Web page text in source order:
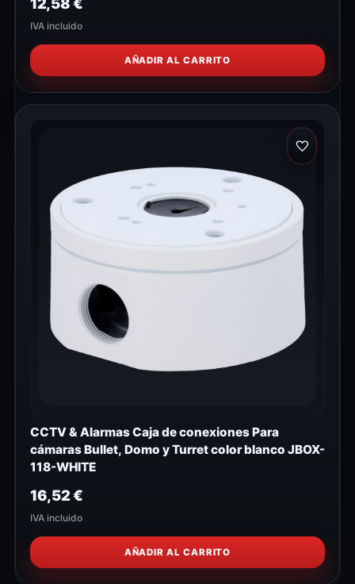
12,58€
IVA incluido
AÑADIR AL CARRITO
CCTV & Alarmas Caja de conexiones Para
cámaras Bullet, Domo y Turret color blanco JBOX-
118-WHITE
16,52€
IVA incluido
AÑADIR AL CARRITO